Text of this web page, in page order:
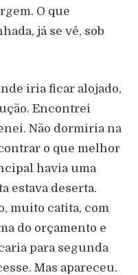
O que
já se vê, sob
iria ficar alojado,
Encontrei
Não dormiria na
o que melhor
havia uma
estava deserta.
muito catita, com
do orçamento e
para segunda
Mas apareceu.